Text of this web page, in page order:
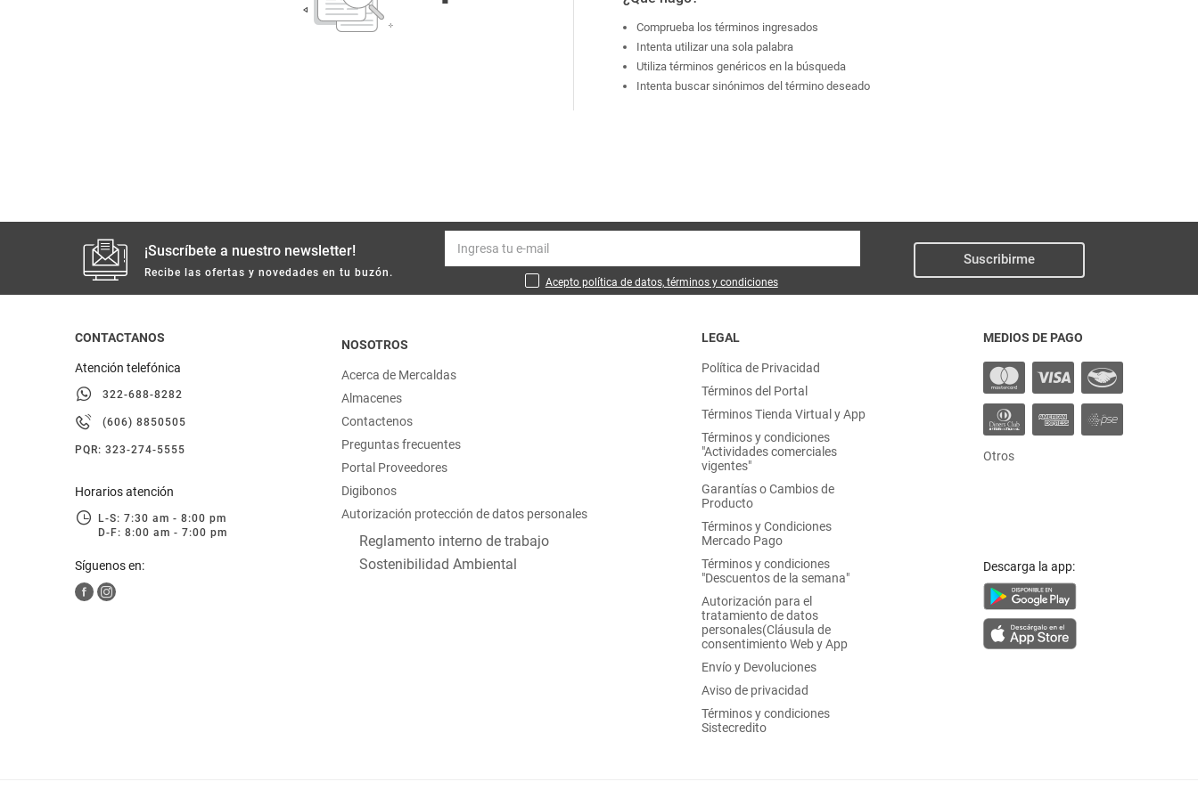
limpieza
otros
hogar
moda
deportes
Comprueba los términos ingresados
Intenta utilizar una sola palabra
Utiliza términos genéricos en la búsqueda
Intenta buscar sinónimos del término deseado
¡Suscríbete a nuestro newsletter!
Recibe las ofertas y novedades en tu buzón.
Acepto política de datos, términos y condiciones
Suscribirme
CONTACTANOS
Atención telefónica
322-688-8282
(606) 8850505
PQR: 323-274-5555
Horarios atención
L-S: 7:30 am - 8:00 pm
D-F: 8:00 am - 7:00 pm
Síguenos en:
NOSOTROS
Acerca de Mercaldas
Almacenes
Contactenos
Preguntas frecuentes
Portal Proveedores
Digibonos
Autorización protección de datos personales
Reglamento interno de trabajo
Sostenibilidad Ambiental
LEGAL
Política de Privacidad
Términos del Portal
Términos Tienda Virtual y App
Términos y condiciones
"Actividades comerciales
vigentes"
Garantías o Cambios de
Producto
Términos y Condiciones
Mercado Pago
Términos y condiciones
"Descuentos de la semana"
Autorización para el
tratamiento de datos
personales(Cláusula de
consentimiento Web y App
Envío y Devoluciones
Aviso de privacidad
Términos y condiciones
Sistecredito
MEDIOS DE PAGO
Otros
Descarga la app:
Arroz